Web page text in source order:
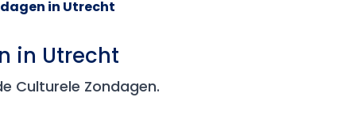
in Utrecht
in Utrecht
Culturele Zondagen.